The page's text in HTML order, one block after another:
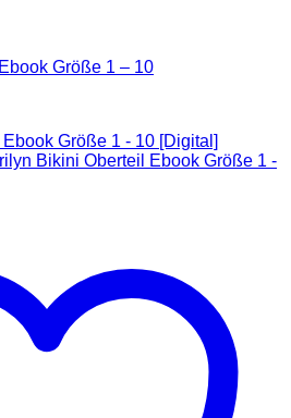
Größe 1 – 10